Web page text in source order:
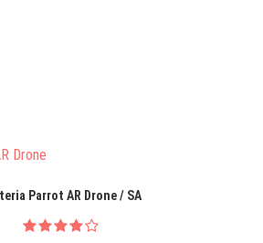
Parrot AR Drone / SA